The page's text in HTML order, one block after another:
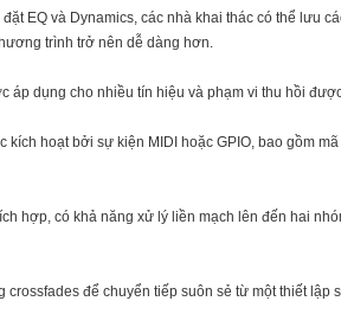
EQ và Dynamics, các nhà khai thác có thể lưu
trình trở nên dễ dàng hơn.
áp dụng cho nhiều tín hiệu và phạm vi thu hồi
kích hoạt bởi sự kiện MIDI hoặc GPIO, bao gồm
hợp, có khả năng xử lý liền mạch lên đến hai
để chuyển tiếp suôn sẻ từ một thiết lập